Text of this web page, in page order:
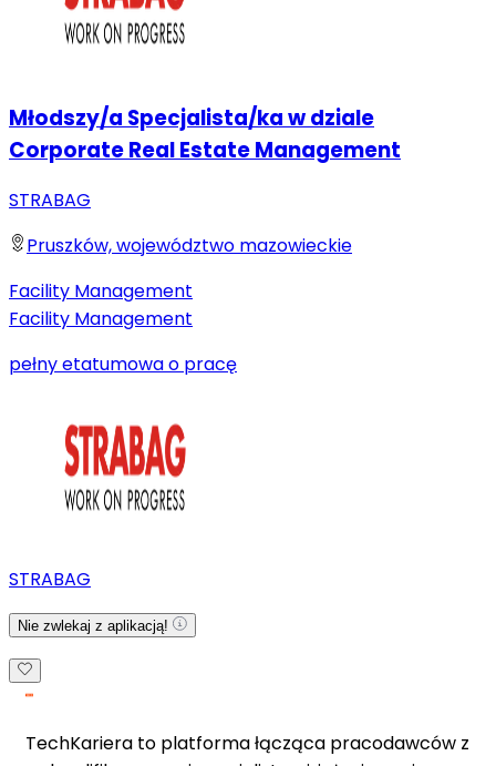
Młodszy/a Specjalista/ka w dziale
Corporate Real Estate Management
STRABAG
Pruszków, województwo mazowieckie
Facility Management
Facility Management
pełny etatumowa o pracę
STRABAG
Nie zwlekaj z aplikacją!
TechKariera to platforma łącząca pracodawców z